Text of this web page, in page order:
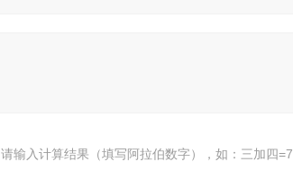
请输入计算结果（填写阿拉伯数字），如：三加四=7